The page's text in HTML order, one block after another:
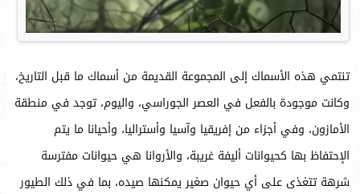
تنتمي هذه الأسماك إلى المجموعة القديمة من أسماك ما قبل التاريخ،
وكانت موجودة بالفعل في العصر الجوراسي، واليوم، توجد في منطقة
الأمازون، وفي أجزاء من إفريقيا وآسيا وأستراليا، وأحيانا ما يتم
الإحتفاظ بها كحيوانات أليفة غريبة، والأروانا هي حيوانات مفترسة
شرهة تتغذى على أي حيوان صغير يمكنها صيده، بما في ذلك الطيور